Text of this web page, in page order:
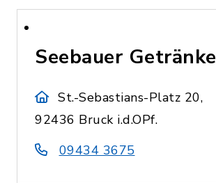
Seebauer Getränke
St.-Sebastians-Platz 20,
92436 Bruck i.d.OPf.
09434 3675